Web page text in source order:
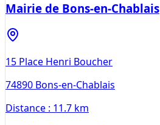
Mairie de Bons-en-Chablais
15 Place Henri Boucher
74890 Bons-en-Chablais
Distance : 11.7 km